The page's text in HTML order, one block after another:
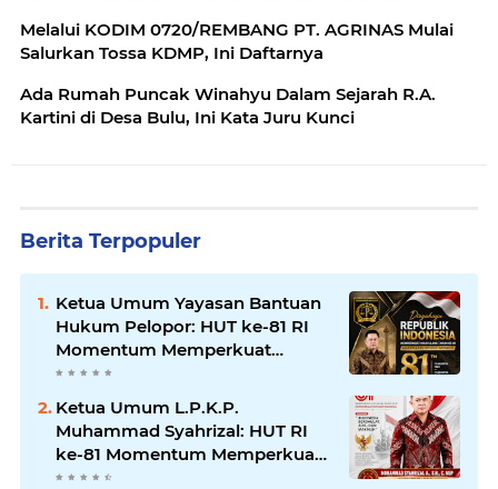
Melalui KODIM 0720/REMBANG PT. AGRINAS Mulai
Salurkan Tossa KDMP, Ini Daftarnya
Ada Rumah Puncak Winahyu Dalam Sejarah R.A.
Kartini di Desa Bulu, Ini Kata Juru Kunci
Berita Terpopuler
Ketua Umum Yayasan Bantuan
Hukum Pelopor: HUT ke-81 RI
Momentum Memperkuat
Keadilan, Persatuan, dan
Ketua Umum L.P.K.P.
Muhammad Syahrizal: HUT RI
ke-81 Momentum Memperkuat
Persatuan dan Keadilan bagi